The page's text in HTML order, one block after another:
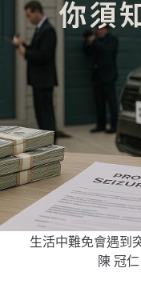
生活中難免會遇到
陳 冠仁